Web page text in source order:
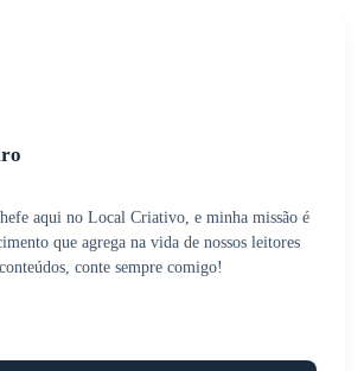
aqui no Local Criativo, e minha missão é
que agrega na vida de nossos leitores
conte sempre comigo!